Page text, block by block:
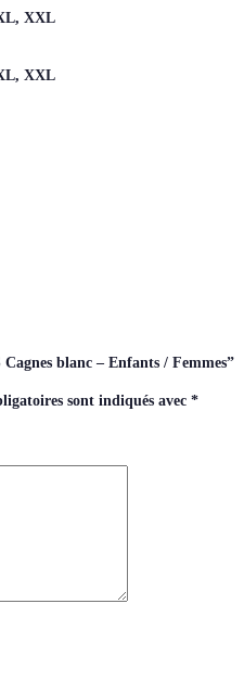
XXL
XXL
blanc – Enfants / Femmes”
sont indiqués avec *